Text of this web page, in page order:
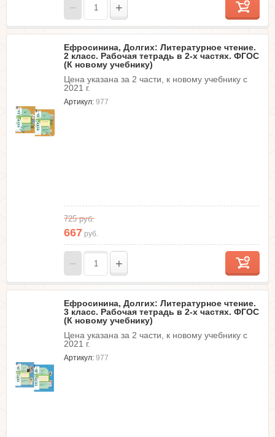
− +
Ефросинина, Долгих: Литературное чтение.
2 класс. Рабочая тетрадь в 2-х частях. ФГОС
(К новому учебнику)
Цена указана за 2 части, к новому учебнику с
2021 г.
Артикул: 977
725руб.
667 руб.
− +
Ефросинина, Долгих: Литературное чтение.
3 класс. Рабочая тетрадь в 2-х частях. ФГОС
(К новому учебнику)
Цена указана за 2 части, к новому учебнику с
2021 г.
Артикул: 977